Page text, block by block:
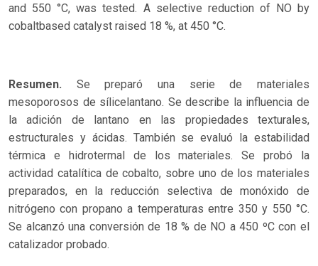
and 550 °C, was tested. A selective reduction of NO by
cobaltbased catalyst raised 18 %, at 450 °C.
Resumen. Se preparó una serie de materiales
mesoporosos de sílicelantano. Se describe la influencia de
la adición de lantano en las propiedades texturales,
estructurales y ácidas. También se evaluó la estabilidad
térmica e hidrotermal de los materiales. Se probó la
actividad catalítica de cobalto, sobre uno de los materiales
preparados, en la reducción selectiva de monóxido de
nitrógeno con propano a temperaturas entre 350 y 550 °C.
Se alcanzó una conversión de 18 % de NO a 450 ºC con el
catalizador probado.